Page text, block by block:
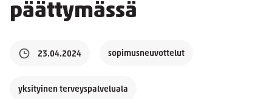
päättymässä
23.04.2024 sopimusneuvottelut
yksityinen terveyspalveluala